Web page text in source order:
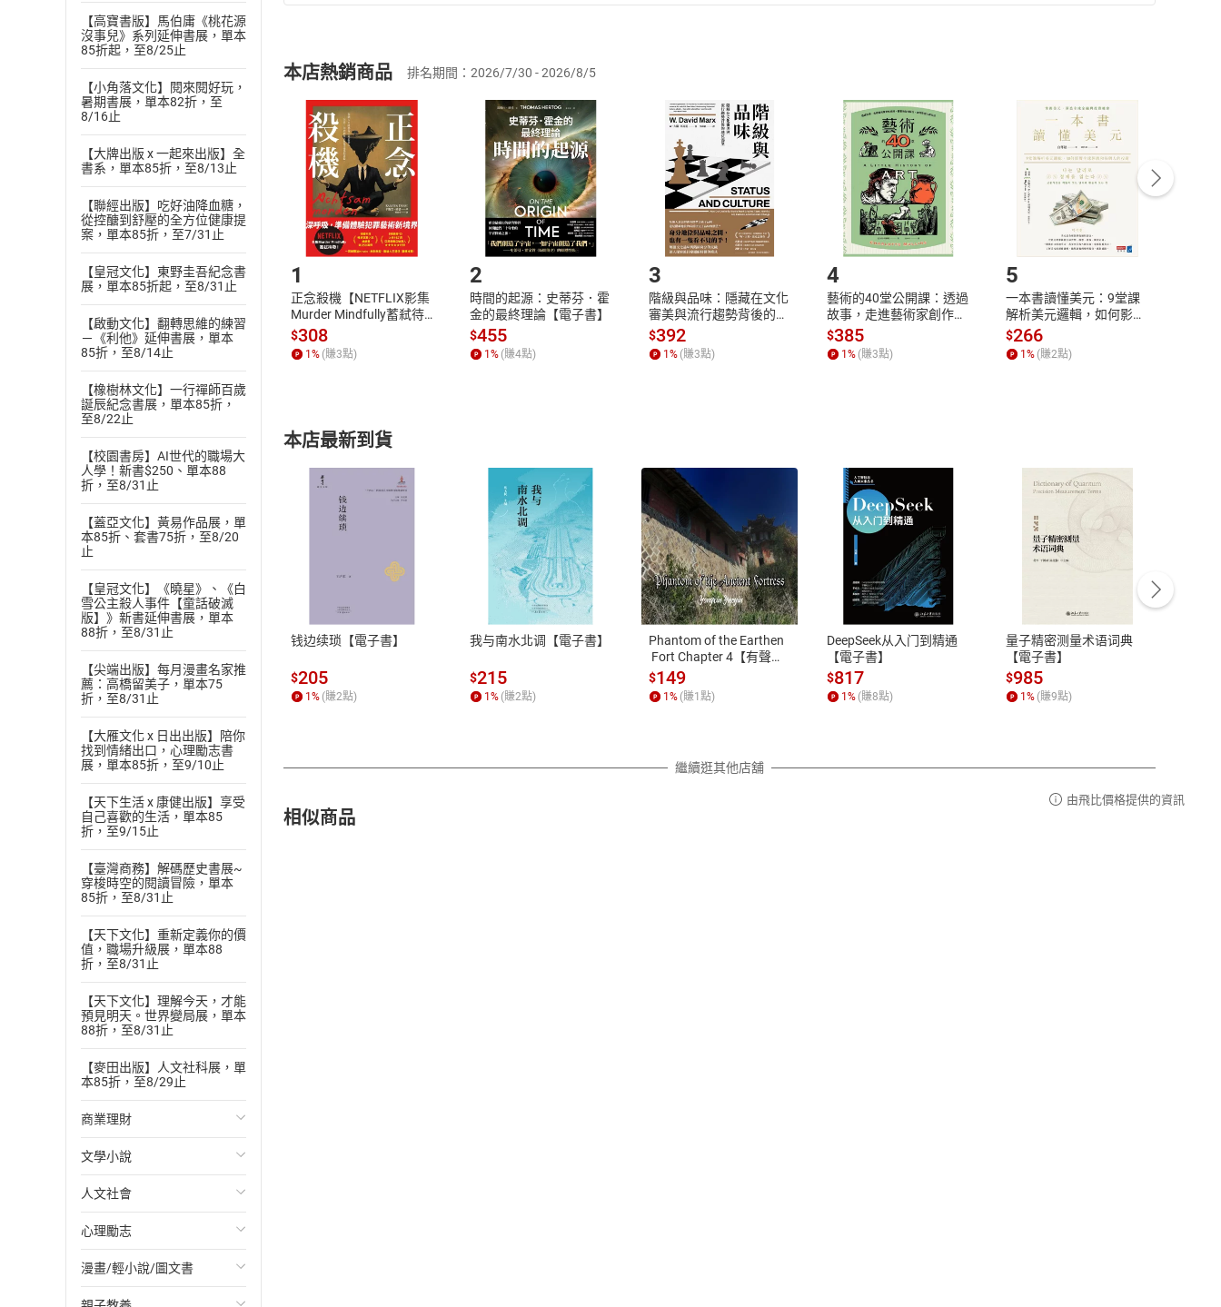
【高寶書版】馬伯庸《桃花源
沒事兒》系列延伸書展，單本
85折起，至8/25止
【小角落文化】閱來閱好玩，
暑期書展，單本82折，至
8/16止
【大牌出版 x 一起來出版】全
書系，單本85折，至8/13止
【聯經出版】吃好油降血糖，
從控醣到舒壓的全方位健康提
案，單本85折，至7/31止
【皇冠文化】東野圭吾紀念書
展，單本85折起，至8/31止
【啟動文化】翻轉思維的練習
－《利他》延伸書展，單本
85折，至8/14止
【橡樹林文化】一行禪師百歲
誕辰紀念書展，單本85折，
至8/22止
【校園書房】AI世代的職場大
人學！新書$250、單本88
折，至8/31止
【蓋亞文化】黃易作品展，單
本85折、套書75折，至8/20
止
【皇冠文化】《曉星》、《白
雪公主殺人事件【童話破滅
版】》新書延伸書展，單本
88折，至8/31止
【尖端出版】每月漫畫名家推
薦：高橋留美子，單本75
折，至8/31止
【大雁文化 x 日出出版】陪你
找到情緒出口，心理勵志書
展，單本85折，至9/10止
【天下生活 x 康健出版】享受
自己喜歡的生活，單本85
折，至9/15止
【臺灣商務】解碼歷史書展~
穿梭時空的閱讀冒險，單本
85折，至8/31止
【天下文化】重新定義你的價
值，職場升級展，單本88
折，至8/31止
【天下文化】理解今天，才能
預見明天。世界變局展，單本
88折，至8/31止
【麥田出版】人文社科展，單
本85折，至8/29止
商業理財
投資理財
經濟/趨勢
財務/金融
管理/領導
文學小說
歐美文學
日本文學
韓國文學
人文社會
國際關係
政治
心理勵志
心靈成長/情緒
漫畫/輕小說/圖文書
(一)依消費者保護法第19條第1項後段暨通訊交易解除權合理例外情事適用準則第2條第5款之規定，「非以有形媒介提供之數位
(二)消費者訂購本店鋪之商品即代表知悉本店鋪所銷售之商品為電子書，屬非以有形媒介提供之數位內容，消費者同意若訂購後
且已下載/存取電子書，不得請求退貨退款。
退貨方式：您欲取消訂單或辦理退貨時，請登入樂天市場，並於「我的訂單」中點選「瀏覽訂單明細」
「申請取消訂單/ 退
貨」，本店鋪將依您的申請進行審核，待審核通過後將為您辦理退款事宜。
請注意，樂天市場須以整筆訂單為單位進行取消/退貨，恕無法以單支商品取消/退貨。
挑選商品
Choose
放入購物車
Shopping cart
登入帳號
Login
付款方式
Payment
完成訂單
Complete
購書後，如何開始使用？
Step1.選擇閱讀載具 Step2.登入帳號，下載書籍後看書
付款方式
ATM轉帳、信用卡、LINE PAY、AFTEE
退換貨規範
本店是否提供消費者保護法七日猶豫期
之權利，遽消費者保護法及通訊交易解
除權合理例外情事適用準則，依商品性
質各有不同規定。詳細退換貨說明請參
照各商品說明。
客服資訊
服務時間：週一到週五 10:00-12:00、
13:00-17:00 (國定假日及例假日休息)
客服電話：0080-1857077
本店熱銷商品 排名期間：2026/7/30 - 2026/8/5
1
正念殺機【NETFLIX影集
Murder Mindfully蓄弒待
發】【電子書】
$308
1 % (賺3點)
2
時間的起源：史蒂芬．霍
金的最終理論【電子書】
$455
1 % (賺4點)
3
階級與品味：隱藏在文化
審美與流行趨勢背後的地
位渴望【電子書】
$392
1 % (賺3點)
4
藝術的40堂公開課：透過
故事，走進藝術家創作現
場，看藝術如何誕生、如
何形塑人類生活【電子
書】
$385
1% (賺3點)
5
一本書讀懂美元：9堂課
解析美元邏輯，如何影響
全球經濟和每個人的投資
【電子書】
$266
1% (賺2點)
本店最新到貨
钱边续琐【電子書】
$205
1 % (賺2點)
我与南水北调【電子書】
$215
1 % (賺2點)
Phantom of the Earthen
Fort Chapter 4【有聲
書】
$149
1 % (賺1 點)
DeepSeek从入门到精通
【電子書】
$817
1% (賺8點)
量子精密测量术语词典
【電子書】
$985
1% (賺9點)
繼續逛其他店舖
相似商品
由飛比價格提供的資訊